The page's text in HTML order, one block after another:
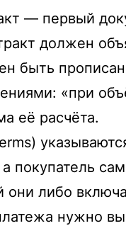
— первый
должен
быть
«при
её расчёта.
а покупатель
они либо
нужно